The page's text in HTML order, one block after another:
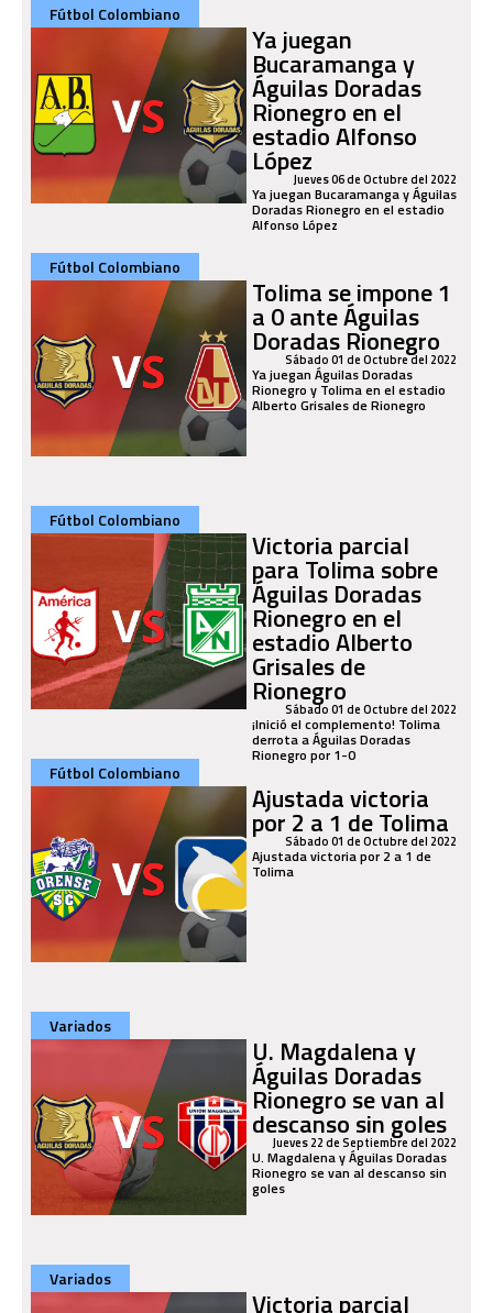
Fútbol Colombiano
Ya juegan
Bucaramanga y
Águilas Doradas
Rionegro en el
estadio Alfonso
LópezJueves 06 de Octubre del 2022
Ya juegan Bucaramanga y Águilas
Doradas Rionegro en el estadio
Alfonso López
Fútbol Colombiano
Tolima se impone 1
a 0 ante Águilas
Doradas Rionegro
Sábado 01 de Octubre del 2022
Ya juegan Águilas Doradas
Rionegro y Tolima en el estadio
Alberto Grisales de Rionegro
Fútbol Colombiano
Victoria parcial
para Tolima sobre
Águilas Doradas
Rionegro en el
estadio Alberto
Grisales de
Rionegro
Sábado 01 de Octubre del 2022
¡Inició el complemento! Tolima
derrota a Águilas Doradas
Rionegro por 1-0
Fútbol Colombiano
Ajustada victoria
por 2 a 1 de Tolima
Sábado 01 de Octubre del 2022
Ajustada victoria por 2 a 1 de
Tolima
Variados
U. Magdalena y
Águilas Doradas
Rionegro se van al
descanso sin goles
Jueves 22 de Septiembre del 2022
U. Magdalena y Águilas Doradas
Rionegro se van al descanso sin
goles
Variados
Victoria parcial